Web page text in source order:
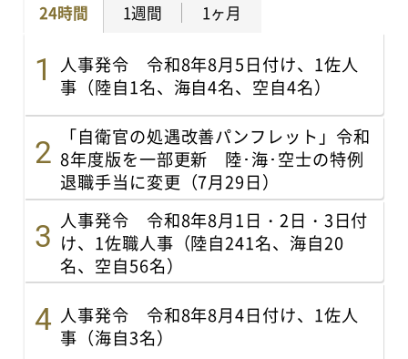
24時間 1週間 1ヶ月
人事発令 令和8年8月5日付け、1佐人
事（陸自1名、海自4名、空自4名）
「自衛官の処遇改善パンフレット」令和
8年度版を一部更新 陸･海･空士の特例
退職手当に変更（7月29日）
人事発令 令和8年8月1日・2日・3日付
け、1佐職人事（陸自241名、海自20
名、空自56名）
人事発令 令和8年8月4日付け、1佐人
事（海自3名）